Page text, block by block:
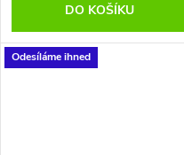
DO KOŠÍKU
Odesíláme ihned